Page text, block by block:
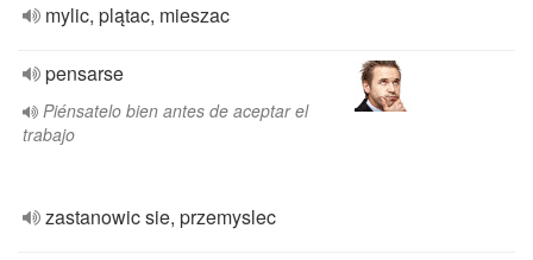
mylic, plątac, mieszac
pensarse
Piénsatelo bien antes de aceptar el
trabajo
zastanowic sie, przemyslec